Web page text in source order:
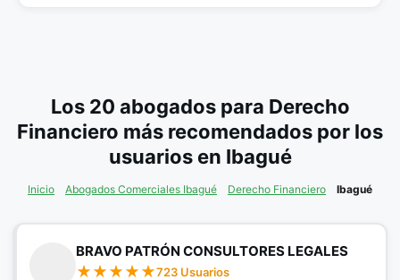
Los 20 abogados para Derecho
Financiero más recomendados por los
usuarios en Ibagué
Inicio Abogados Comerciales Ibagué Derecho Financiero Ibagué
BRAVO PATRÓN CONSULTORES LEGALES
723 Usuarios